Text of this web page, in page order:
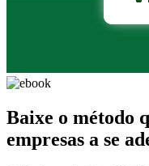
Baixe o método
empresas a se